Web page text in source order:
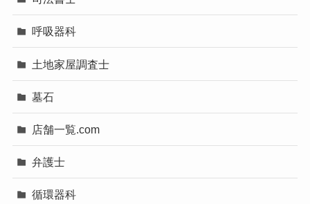
呼吸器科
土地家屋調査士
墓石
店舗一覧.com
弁護士
循環器科